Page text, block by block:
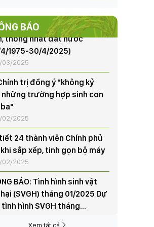
BÁO
1975-30/4/2025)
03/2025
trị đồng ý "không kỷ
trường hợp sinh con
2025
24 thành viên Chính phủ
sắp xếp, tinh gọn bộ máy
02/2025
BÁO: Tình hình sinh vật
(SVGH) tháng 01/2025 Dự
hình SVGH tháng
02/2025
thành lập và những dấu
bật của Đảng Cộng sản
Xem tất cả